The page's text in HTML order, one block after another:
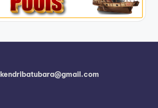
kendribatubara@gmail.com